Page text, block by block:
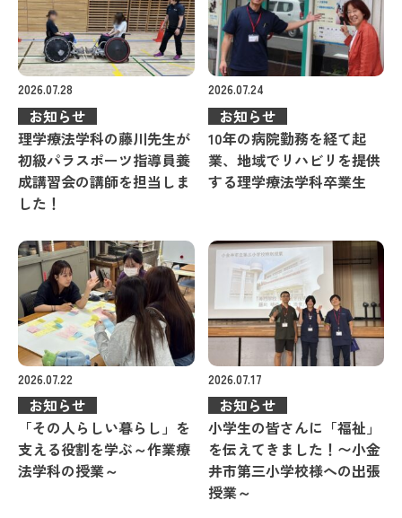
2026.07.28
お知らせ
理学療法学科の藤川先生が
初級パラスポーツ指導員養
成講習会の講師を担当しま
した！
2026.07.24
お知らせ
10年の病院勤務を経て起
業、地域でリハビリを提供
する理学療法学科卒業生
2026.07.22
お知らせ
「その人らしい暮らし」を
支える役割を学ぶ～作業療
法学科の授業～
2026.07.17
お知らせ
小学生の皆さんに「福祉」
を伝えてきました！〜小金
井市第三小学校様への出張
授業～